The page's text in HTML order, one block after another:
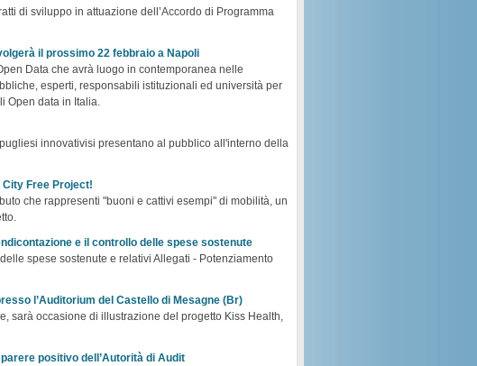
di sviluppo in attuazione dell’Accordo di Programma
il prossimo 22 febbraio a Napoli
Data che avrà luogo in contemporanea nelle
esperti, responsabili istituzionali ed università per
Open data in Italia.
innovativisi presentano al pubblico all'interno della
City Free Project!
che rappresenti "buoni e cattivi esempi" di mobilità, un
e il controllo delle spese sostenute
spese sostenute e relativi Allegati - Potenziamento
l’Auditorium del Castello di Mesagne (Br)
sarà occasione di illustrazione del progetto Kiss Health,
positivo dell’Autorità di Audit